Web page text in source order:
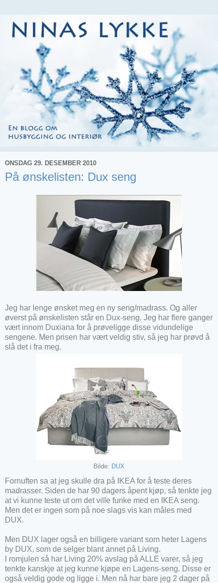
ONSDAG 29. DESEMBER 2010
På ønskelisten: Dux seng
Jeg har lenge ønsket meg en ny seng/madrass. Og aller
øverst på ønskelisten står en Dux-seng. Jeg har flere ganger
vært innom Duxiana for å prøveligge disse vidundelige
sengene. Men prisen har vært veldig stiv, så jeg har prøvd å
slå det i fra meg.
Bilde: DUX
Fornuften sa at jeg skulle dra på IKEA for å teste deres
madrasser. Siden de har 90 dagers åpent kjøp, så tenkte jeg
at vi kunne teste ut om det ville funke med en IKEA seng.
Men det er ingen som på noe slags vis kan måles med
DUX.
Men DUX lager også en billigere variant som heter Lagens
by DUX, som de selger blant annet på Living.
I romjulen så har Living 20% avslag på ALLE varer, så jeg
tenkte kanskje at jeg kunne kjøpe en Lagens-seng. Disse er
også veldig gode og ligge i. Men nå har bare jeg 2 dager på